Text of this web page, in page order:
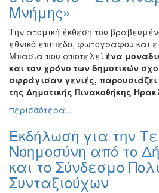
Διημερίδες
Σεμινάρια-
Διαλέξεις-
Ομιλίες
Διάφορες
Εκθέσεις
Εκδηλώσεις
για
Παιδιά
Άλλες
Εκδηλώσεις
Μνήμης»
Την ατομική έκθεση του
εθνικό επίπεδο, φωτογράφου και
Μπασιά που αποτελεί ένα
και τον χρόνο των δημοτικών
σφράγισαν γενιές,
της Δημοτικής Πινακοθήκης
περισσότερα...
Εκδήλωση για την
Νοημοσύνη από το
και το Σύνδεσμο
Συνταξιούχων